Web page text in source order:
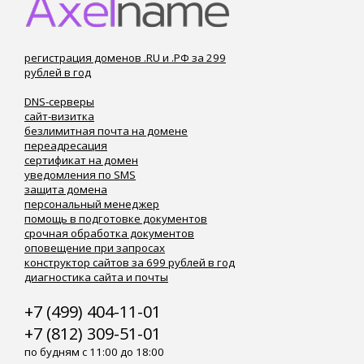
регистрация доменов .RU и .РФ за 299
рублей в год
DNS-серверы
сайт-визитка
безлимитная почта на домене
переадресация
сертификат на домен
уведомления по SMS
защита домена
персональный менеджер
помощь в подготовке документов
срочная обработка документов
оповещение при запросах
конструктор сайтов за 699 рублей в год
диагностика сайта и почты
+7 (499) 404-11-01
+7 (812) 309-51-01
по будням с 11:00 до 18:00